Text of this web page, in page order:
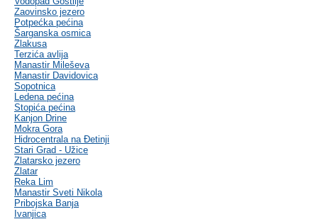
Zaovinsko jezero
Potpećka pećina
Šarganska osmica
Zlakusa
Terzića avlija
Manastir Mileševa
Manastir Davidovica
Sopotnica
Ledena pećina
Stopića pećina
Kanjon Drine
Mokra Gora
Hidrocentrala na Đetinji
Stari Grad - Užice
Zlatarsko jezero
Zlatar
Reka Lim
Manastir Sveti Nikola
Pribojska Banja
Ivanjica